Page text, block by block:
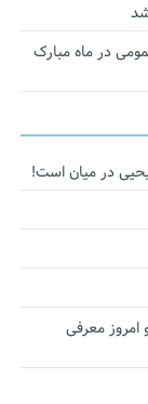
در ماه مبارک
در میان است!
امروز معرفی